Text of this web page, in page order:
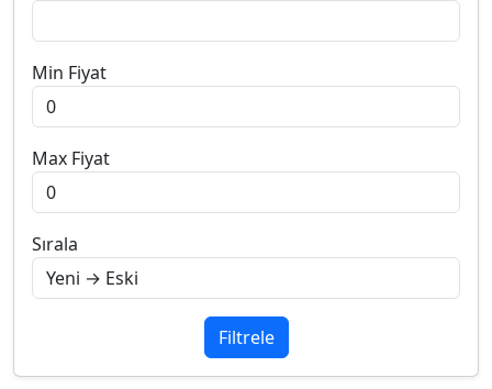
Min Fiyat
Max Fiyat
Sırala
Filtrele